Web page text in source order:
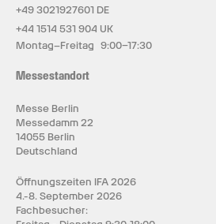
+49 3021927601 DE
+44 1514 531 904 UK
Montag–Freitag 9:00–17:30
Messestandort
Messe Berlin
Messedamm 22
14055 Berlin
Deutschland
Öffnungszeiten IFA 2026
4.-8. September 2026
Fachbesucher: